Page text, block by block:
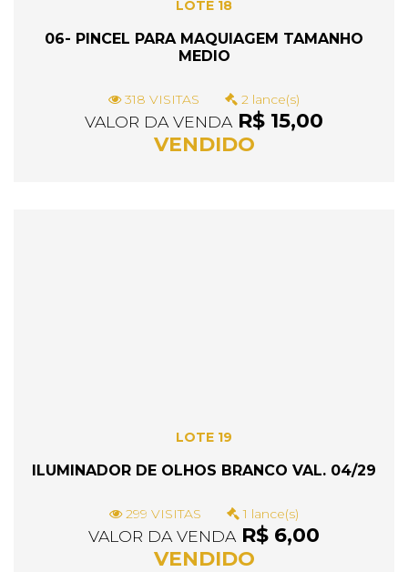
LOTE 18
06- PINCEL PARA MAQUIAGEM TAMANHO
MEDIO
318 VISITAS 2 lance(s)
VALOR DA VENDAR$ 15,00
VENDIDO
LOTE 19
ILUMINADOR DE OLHOS BRANCO VAL. 04/29
299 VISITAS 1 lance(s)
VALOR DA VENDAR$ 6,00
VENDIDO